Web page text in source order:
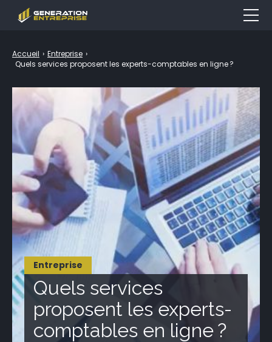
Entreprise
Quels services
proposent les experts-
comptables en ligne ?
Accueil › Entreprise ›
Quels services proposent les experts-comptables en ligne ?
Emploi & Formation
Marketing
Droit
Outils
LEXIQUE